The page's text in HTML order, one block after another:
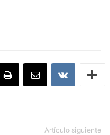
Artículo siguiente